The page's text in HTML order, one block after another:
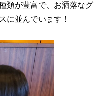
類が豊富で、お洒落なグ
に並んでいます！